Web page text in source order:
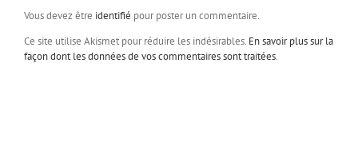
Vous devez être identifié pour poster un commentaire.
Ce site utilise Akismet pour réduire les indésirables. En savoir plus sur la
façon dont les données de vos commentaires sont traitées.